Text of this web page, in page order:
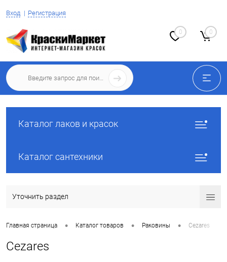
Вход Регистрация
0 0
Каталог лаков и красок
Каталог сантехники
Уточнить раздел
Главная страница • Каталог товаров • Раковины • Cezares
Cezares